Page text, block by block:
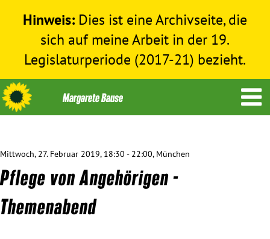
Hinweis: Dies ist eine Archivseite, die
sich auf meine Arbeit in der 19.
Legislaturperiode (2017-21) bezieht.
Themen
Menschenrechte
Mittwoch, 27. Februar 2019, 18:30 - 22:00, München
Pflege von Angehörigen -
Themenabend